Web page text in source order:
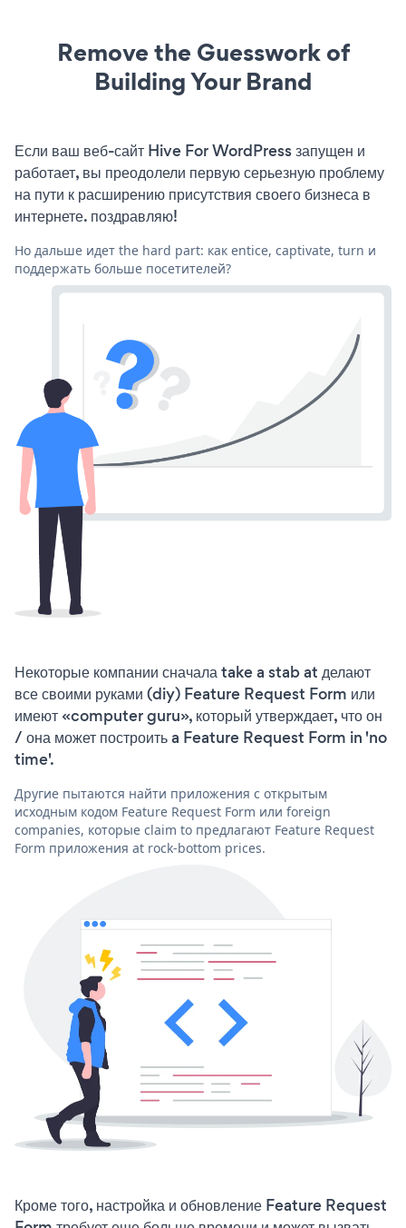
Remove the Guesswork of
Building Your Brand
Если ваш веб-сайт Hive For WordPress запущен и
работает, вы преодолели первую серьезную проблему
на пути к расширению присутствия своего бизнеса в
интернете. поздравляю!
Но дальше идет the hard part: как entice, captivate, turn и
поддержать больше посетителей?
Некоторые компании сначала take a stab at делают
все своими руками (diy) Feature Request Form или
имеют «computer guru», который утверждает, что он
/ она может построить a Feature Request Form in 'no
time'.
Другие пытаются найти приложения с открытым
исходным кодом Feature Request Form или foreign
companies, которые claim to предлагают Feature Request
Form приложения at rock-bottom prices.
Кроме того, настройка и обновление Feature Request